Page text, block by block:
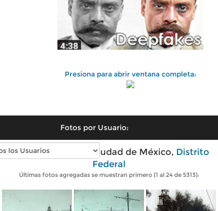
Presiona para abrir ventana completa:
Fotos por Usuario:
Fotos antiguas de Ciudad de México, Distrito
Federal
Últimas fotos agregadas se muestran primero (1 al 24 de 5313):